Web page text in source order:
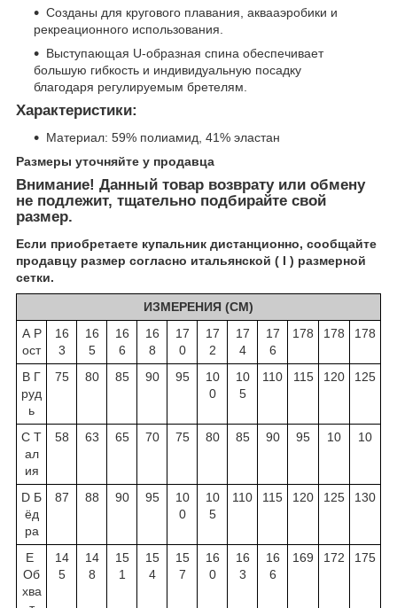
Созданы для кругового плавания, аквааэробики и
рекреационного использования.
Выступающая U-образная спина обеспечивает
большую гибкость и индивидуальную посадку
благодаря регулируемым бретелям.
Характеристики:
Материал: 59% полиамид, 41% эластан
Размеры уточняйте у продавца
Внимание! Данный товар возврату или обмену
не подлежит, тщательно подбирайте свой
размер.
Если приобретаете купальник дистанционно, сообщайте
продавцу размер согласно итальянской ( I ) размерной
сетки.
ИЗМЕРЕНИЯ (СМ)
А Р
ост
16
3
16
5
16
6
16
8
17
0
17
2
17
4
17
6
178 178 178
B Г
руд
ь
75 80 85 90 95
10
0
10
5
110 115 120 125
C Т
ал
ия
58 63 65 70 75 80 85 90 95 10 10
D Б
ёд
ра
87 88 90 95
10
0
10
5
110 115 120 125 130
E
Об
хва
14
5
14
8
15
1
15
4
15
7
16
0
16
3
16
6
169 172 175